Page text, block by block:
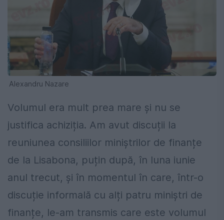
Alexandru Nazare
Volumul era mult prea mare și nu se
justifica achiziția. Am avut discuții la
reuniunea consiliilor miniștrilor de finanțe
de la Lisabona, puțin după, în luna iunie
anul trecut, și în momentul în care, într-o
discuție informală cu alți patru miniștri de
finanțe, le-am transmis care este volumul